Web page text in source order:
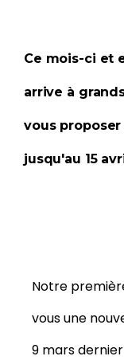
Ce mois-ci et
arrive à
vous
jusqu'au 15
Notre
vous une
9 mars